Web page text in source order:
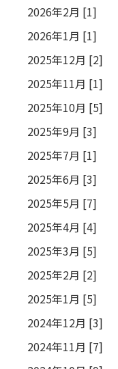
2026年2月 [1]
2026年1月 [1]
2025年12月 [2]
2025年11月 [1]
2025年10月 [5]
2025年9月 [3]
2025年7月 [1]
2025年6月 [3]
2025年5月 [7]
2025年4月 [4]
2025年3月 [5]
2025年2月 [2]
2025年1月 [5]
2024年12月 [3]
2024年11月 [7]